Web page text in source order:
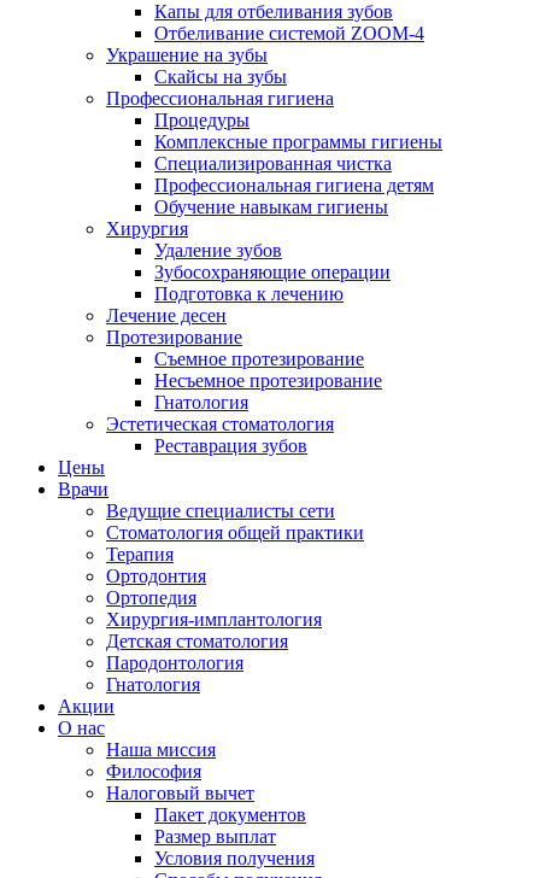
Капы для отбеливания зубов
Отбеливание системой ZOOM-4
Украшение на зубы
Скайсы на зубы
Профессиональная гигиена
Процедуры
Комплексные программы гигиены
Специализированная чистка
Профессиональная гигиена детям
Обучение навыкам гигиены
Хирургия
Удаление зубов
Зубосохраняющие операции
Подготовка к лечению
Лечение десен
Протезирование
Съемное протезирование
Несъемное протезирование
Гнатология
Эстетическая стоматология
Реставрация зубов
Цены
Врачи
Ведущие специалисты сети
Стоматология общей практики
Терапия
Ортодонтия
Ортопедия
Хирургия-имплантология
Детская стоматология
Пародонтология
Гнатология
Акции
О нас
Наша миссия
Философия
Налоговый вычет
Пакет документов
Размер выплат
Условия получения